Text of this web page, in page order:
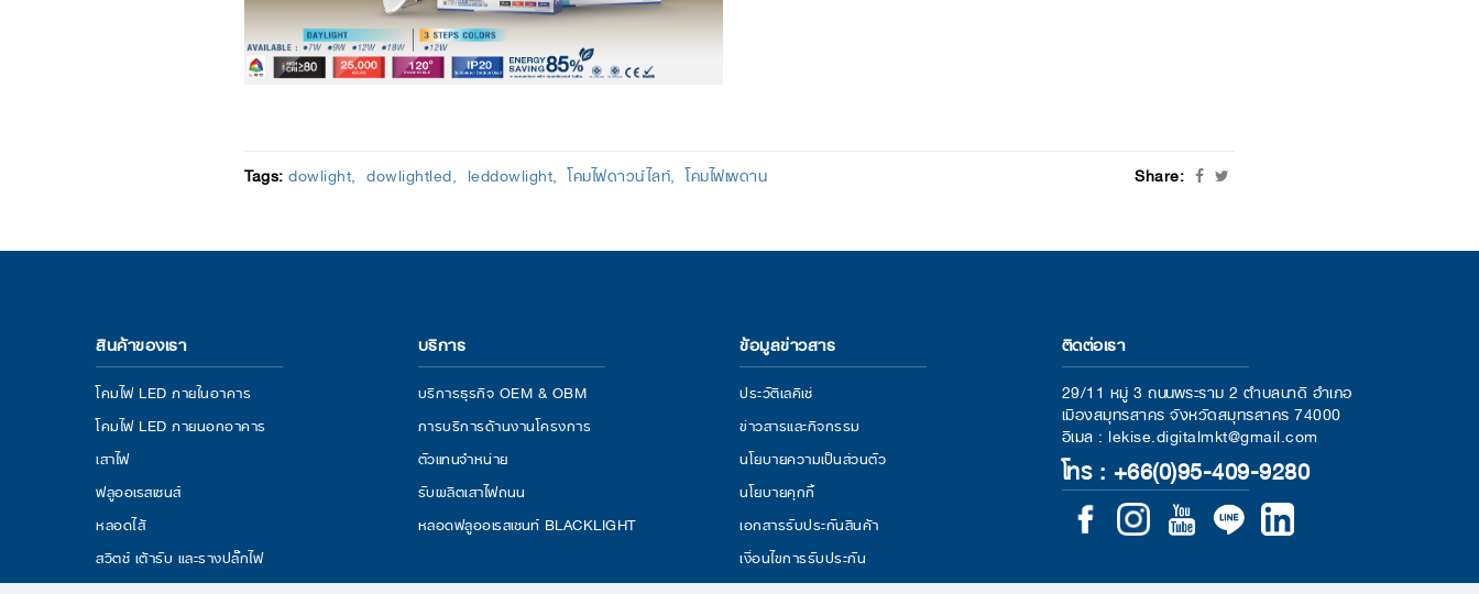
Tags:dowlight dowlightled leddowlight โคมไฟดาวน์ไลท์ โคมไฟเพดาน Share:
สินค้าของเรา
โคมไฟ LED ภายในอาคาร
โคมไฟ LED ภายนอกอาคาร
เสาไฟ
ฟลูออเรสเซนส์
หลอดไส้
สวิตช์ เต้ารับ และรางปลั๊กไฟ
บริการ
บริการธุรกิจ OEM & OBM
การบริการด้านงานโครงการ
ตัวแทนจำหน่าย
รับผลิตเสาไฟถนน
หลอดฟลูออเรสเซนท์ BLACKLIGHT
ข้อมูลข่าวสาร
ประวัติเลคิเซ่
ข่าวสารและกิจกรรม
นโยบายความเป็นส่วนตัว
นโยบายคุกกี้
เอกสารรับประกันสินค้า
เงื่อนไขการรับประกัน
ติดต่อเรา
29/11 หมู่ 3 ถนนพระราม 2 ตำบลนาดี อำเภอ
เมืองสมุทรสาคร จังหวัดสมุทรสาคร 74000
อีเมล : lekise.digitalmkt@gmail.com
โทร : +66(0)95-409-9280